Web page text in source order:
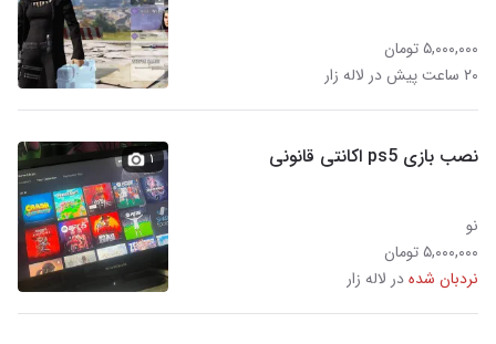
۵,۰۰۰,۰۰۰ تومان
۲۰ ساعت پیش در لاله زار
نصب بازی ps5 اکانتی قانونی
نو
۵,۰۰۰,۰۰۰ تومان
نردبان شدهدر لاله زار
۱